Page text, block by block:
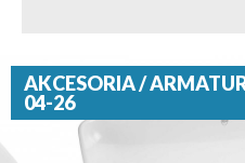
AKCESORIA /
04-26